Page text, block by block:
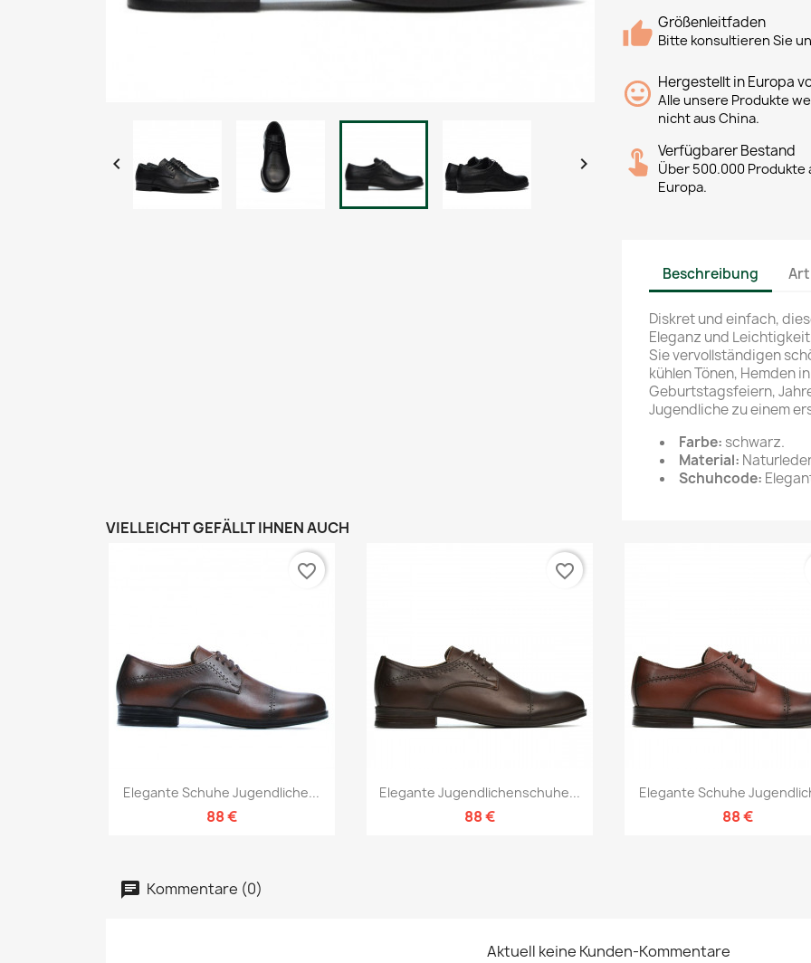
 
Größenleitfaden
Bitte konsultieren Sie
Hergestellt in Europa
Alle unsere Produkte
nicht aus China.
Verfügbarer Bestand
Über 500.000
Europa.
Beschreibung
Diskret und einfach,
Eleganz und
Sie vervollständigen
kühlen Tönen, Hemden
Geburtstagsfeiern,
Jugendliche zu einem
Farbe: schwarz.
Material:
Schuhcode:
VIELLEICHT GEFÄLLT IHNEN AUCH
Vorschau
Elegante Schuhe Jugendliche...
88 €
favorite_border
Vorschau
Elegante Jugendlichenschuhe...
88 €
favorite_border
Vorschau
Elegante Schuhe
88 €
Kommentare (0)
Aktuell keine Kunden-Kommentare